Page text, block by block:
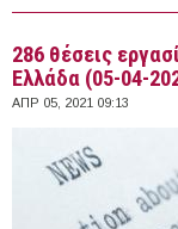
286 θέσεις
Ελλάδα (05-04-
ΑΠΡ 05, 2021 09:13